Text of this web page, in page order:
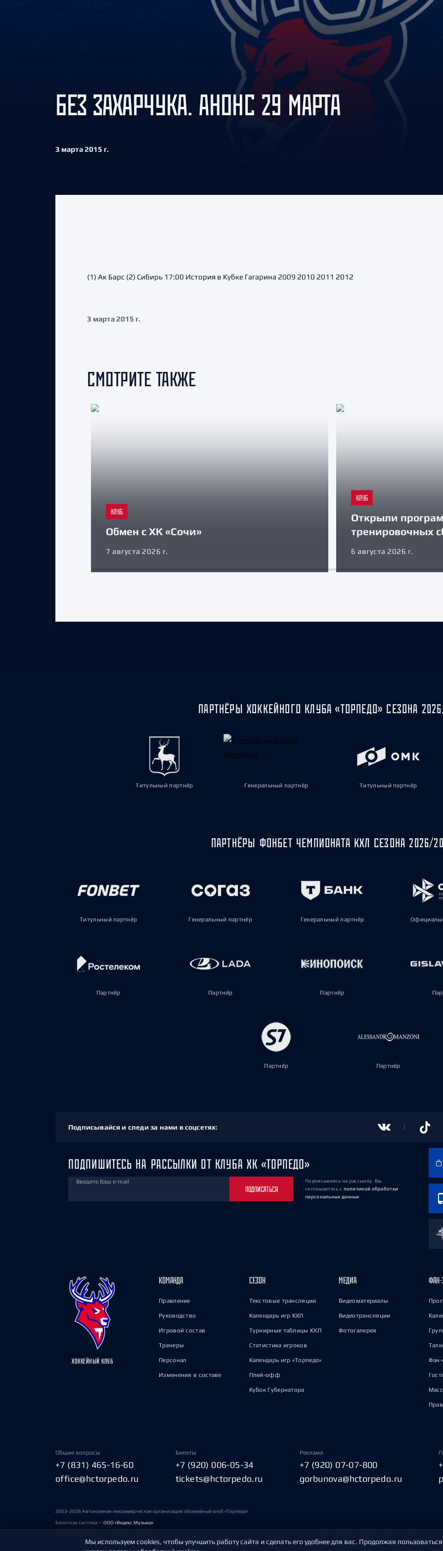
Амур
Барыс
Салават Юлаев
Сибирь
БЕЗ ЗАХАРЧУКА. АНОНС 29 МАРТА
3 марта 2015 г.
(1) Ак Барс (2) Сибирь 17:00 История в Кубке Гагарина 2009 2010 2011 2012
3 марта 2015 г.
СМОТРИТЕ ТАКЖЕ
КЛУБ
Обмен с ХК «Сочи»
7 августа 2026 г.
КЛУБ
Открыли
тренировочных
6 августа 2026 г.
ПАРТНЁРЫ ХОККЕЙНОГО КЛУБА «ТОРПЕДО» СЕЗОНА
Титульный партнёр Генеральный партнёр Титульный партнёр
ПАРТНЁРЫ ФОНБЕТ ЧЕМПИОНАТА КХЛ СЕЗОНА 2026/
Титульный партнёр Генеральный партнёр Генеральный партнёр
Партнёр Партнёр Партнёр
Партнёр Партнёр
Подписывайся и следи за нами в соцсетях:
ПОДПИШИТЕСЬ НА РАССЫЛКИ ОТ КЛУБА ХК «ТОРПЕДО»
Введите Ваш e-mail
ПОДПИСАТЬСЯ
Подписываясь на рассылку, Вы
соглашаетесь с политикой обработки
персональных данных
ХОККЕЙНЫЙ КЛУБ
КОМАНДА
Правление
Руководство
Игровой состав
Тренеры
Персонал
Изменения в составе
СЕЗОН
Текстовые трансляции
Календарь игр КХЛ
Турнирные таблицы КХЛ
Статистика игроков
Календарь игр «Торпедо»
Плей-офф
Кубок Губернатора
МЕДИА
Видеоматериалы
Видеотрансляции
Фотогалерея
ФАН-
Фан-
Общие вопросы
+7 (831) 465-16-60
office@hctorpedo.ru
Билеты
+7 (920) 006-05-34
tickets@hctorpedo.ru
Реклама
+7 (920) 07-07-800
gorbunova@hctorpedo.ru
2003-2026 Автономная некоммерческая организация «Хоккейный клуб «Торпедо»
Билетная система —ООО «Яндекс Музыка»
Мы используем cookies, чтобы улучшить работу сайта и сделать его удобнее для вас. Продолжая